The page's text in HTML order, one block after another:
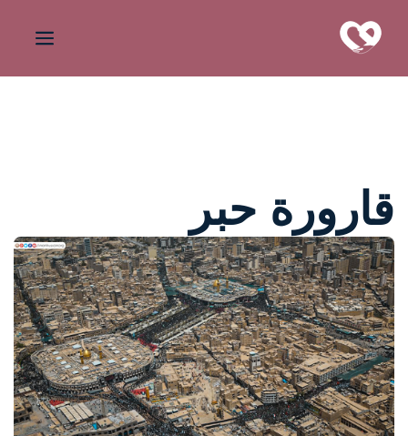
قارورة حبر
واحة المرأة
منذ 3 سنوات